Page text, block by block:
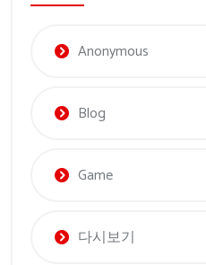
Anonymous
Blog
Game
다시보기